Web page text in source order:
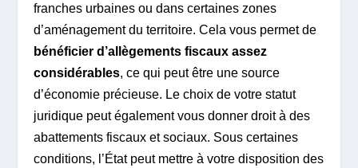
franches urbaines ou dans certaines zones
d’aménagement du territoire. Cela vous permet de
bénéficier d’allègements fiscaux assez
considérables, ce qui peut être une source
d’économie précieuse. Le choix de votre statut
juridique peut également vous donner droit à des
abattements fiscaux et sociaux. Sous certaines
conditions, l’État peut mettre à votre disposition des